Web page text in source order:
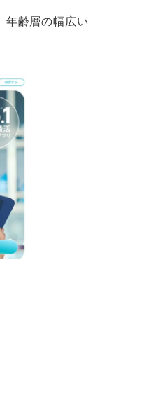
年齢層の幅広い